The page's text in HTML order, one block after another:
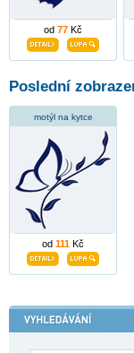
od 77 Kč
Poslední
motýl na kytce
od 111 Kč